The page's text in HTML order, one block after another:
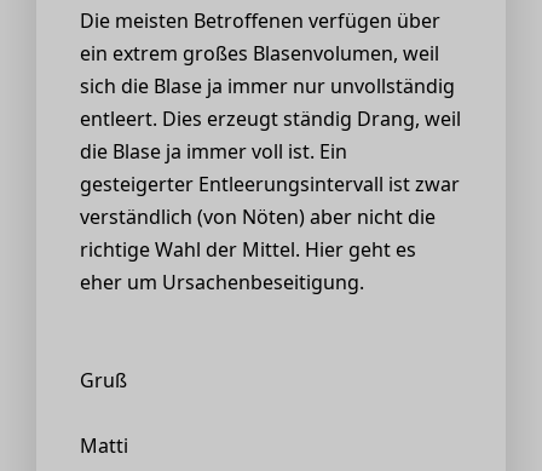
Die meisten Betroffenen verfügen über
ein extrem großes Blasenvolumen, weil
sich die Blase ja immer nur unvollständig
entleert. Dies erzeugt ständig Drang, weil
die Blase ja immer voll ist. Ein
gesteigerter Entleerungsintervall ist zwar
verständlich (von Nöten) aber nicht die
richtige Wahl der Mittel. Hier geht es
eher um Ursachenbeseitigung.
Gruß
Matti